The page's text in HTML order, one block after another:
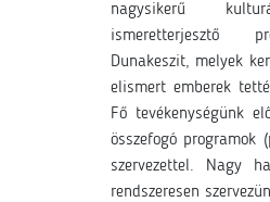
nagysikerű
ismeretterjesztő
Dunakeszit, melyek
elismert emberek
Fő tevékenységünk
összefogó programok
szervezettel. Nagy
rendszeresen